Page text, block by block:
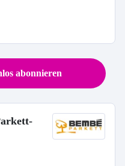
abonnieren